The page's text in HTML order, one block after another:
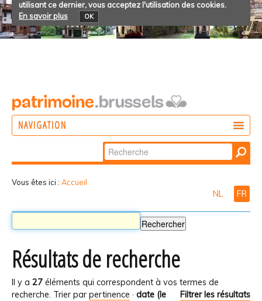
utilisant ce dernier, vous acceptez l'utilisation des cookies.
En savoir plus
OK
NAVIGATION
Chercher par
Recherche
Vous êtes ici : Accueil
NL FR
Résultats de recherche
Il y a 27 éléments qui correspondent à vos termes de
recherche.
Filtrer les résultats
Trier par pertinence · date (le